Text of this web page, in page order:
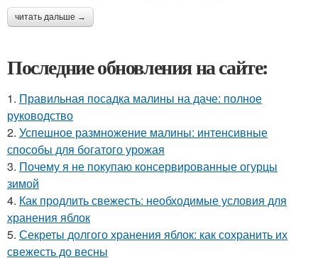
читать дальше →
Последние обновления на сайте:
1. Правильная посадка малины на даче: полное
руководство
2. Успешное размножение малины: интенсивные
способы для богатого урожая
3. Почему я не покупаю консервированные огурцы
зимой
4. Как продлить свежесть: необходимые условия для
хранения яблок
5. Секреты долгого хранения яблок: как сохранить их
свежесть до весны